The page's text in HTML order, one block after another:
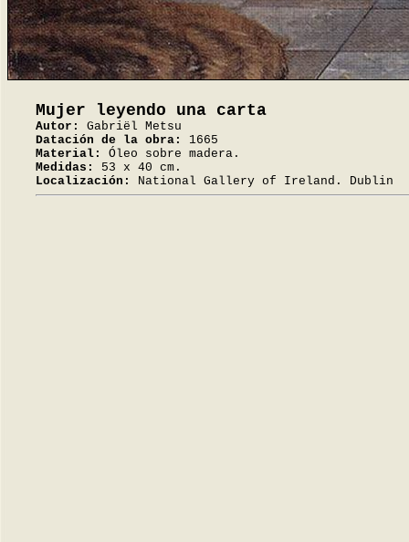
Mujer leyendo una carta
Autor:
Gabriël Metsu
Datación de la obra:
1665
Material:
Óleo sobre madera.
Medidas:
53 x 40 cm.
Localización:
National Gallery of Ireland. Dublin